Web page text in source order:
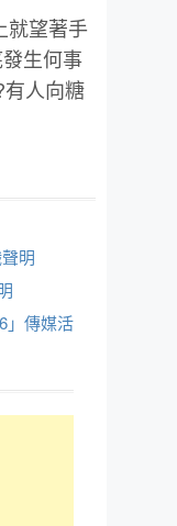
就望著手
生何事
人向糖
明
」傳媒活